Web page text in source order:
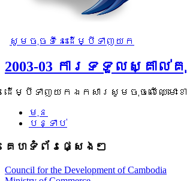
សូមចុចទីនេះដើម្បីទាញយក
2003-03 ការទទួលស្គ
ដើម្បីទាញយកឯកសារសូមចុចលើឈ្មោះខា
មុន
បន្ទាប់
គេហទំព័រផ្សេងៗ
Council for the Development of Cambodia